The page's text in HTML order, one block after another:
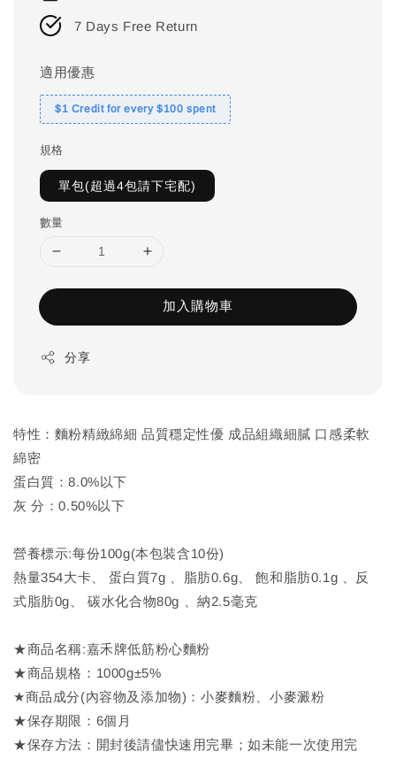
7 Days Free Return
適用優惠
$1 Credit for every $100 spent
規格
單包(超過4包請下宅配)
數量
加入購物車
分享
特性：麵粉精緻綿細 品質穩定性優 成品組織細膩 口感柔軟
綿密
蛋白質：8.0%以下
灰 分：0.50%以下
營養標示:每份100g(本包裝含10份)
熱量354大卡、 蛋白質7g 、脂肪0.6g、 飽和脂肪0.1g 、反
式脂肪0g、 碳水化合物80g 、納2.5毫克
★商品名稱:嘉禾牌低筋粉心麵粉
★商品規格：1000g±5%
★商品成分(內容物及添加物)：小麥麵粉、小麥澱粉
★保存期限：6個月
★保存方法：開封後請儘快速用完畢；如未能一次使用完